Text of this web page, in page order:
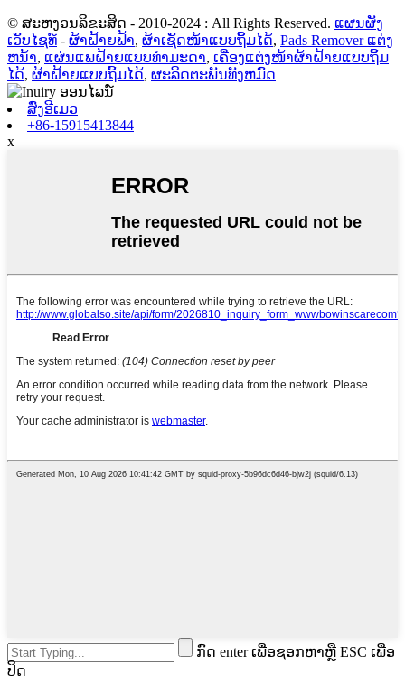
© ສະຫງວນລິຂະສິດ - 2010-2024 : All Rights Reserved. ແຜນຜັງ
ເວັບໄຊທ໌ - ຜ້າຝ້າຍຟ້າ, ຜ້າເຊັດໜ້າແບບຖິ້ມໄດ້, Pads Remover ແຕ່ງ
ຫນ້າ, ແຜ່ນແພຝ້າຍແບບທຳມະດາ, ເຄື່ອງແຕ່ງໜ້າຜ້າຝ້າຍແບບຖິ້ມ
ໄດ້, ຜ້າຝ້າຍແບບຖິ້ມໄດ້, ຜະລິດຕະພັນທັງຫມົດ
ສົ່ງອີເມວ
+86-15915413844
x
ກົດ enter ເພື່ອຊອກຫາຫຼື ESC ເພື່ອ
ປິດ